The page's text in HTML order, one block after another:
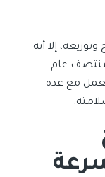
إلا أنه
منتصف عام
تعمل مع عدة